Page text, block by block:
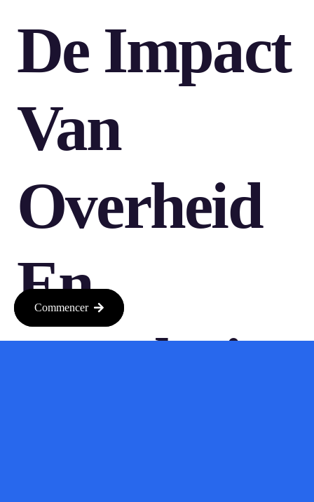
De Impact
Van
Overheid
En
Regulering
Commencer